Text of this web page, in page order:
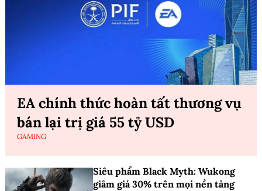
EA chính thức hoàn tất thương vụ
bán lại trị giá 55 tỷ USD
GAMING
Siêu phẩm Black Myth: Wukong
giảm giá 30% trên mọi nền tảng